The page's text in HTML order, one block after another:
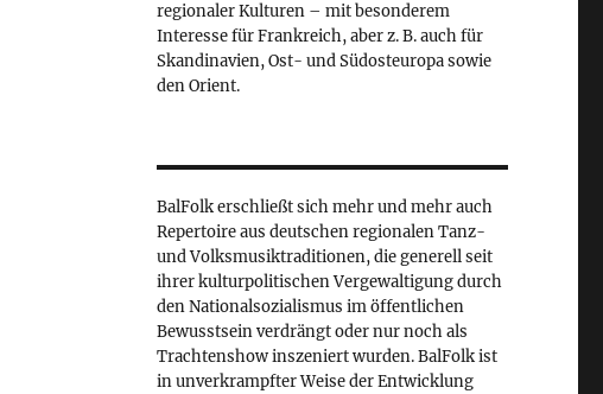
regionaler Kulturen – mit besonderem
Interesse für Frankreich, aber z. B. auch für
Skandinavien, Ost- und Südosteuropa sowie
den Orient.
BalFolk erschließt sich mehr und mehr auch
Repertoire aus deutschen regionalen Tanz-
und Volksmusiktraditionen, die generell seit
ihrer kulturpolitischen Vergewaltigung durch
den Nationalsozialismus im öffentlichen
Bewusstsein verdrängt oder nur noch als
Trachtenshow inszeniert wurden. BalFolk ist
in unverkrampfter Weise der Entwicklung